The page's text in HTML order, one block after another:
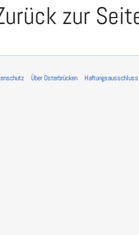
zur
Über Osterbrücken Haftungsausschluss